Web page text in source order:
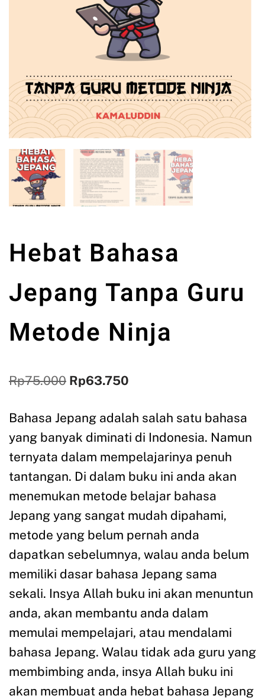
Hebat Bahasa
Jepang Tanpa Guru
Metode Ninja
Rp75.000 Rp63.750
Bahasa Jepang adalah salah satu bahasa
yang banyak diminati di Indonesia. Namun
ternyata dalam mempelajarinya penuh
tantangan. Di dalam buku ini anda akan
menemukan metode belajar bahasa
Jepang yang sangat mudah dipahami,
metode yang belum pernah anda
dapatkan sebelumnya, walau anda belum
memiliki dasar bahasa Jepang sama
sekali. Insya Allah buku ini akan menuntun
anda, akan membantu anda dalam
memulai mempelajari, atau mendalami
bahasa Jepang. Walau tidak ada guru yang
membimbing anda, insya Allah buku ini
akan membuat anda hebat bahasa Jepang